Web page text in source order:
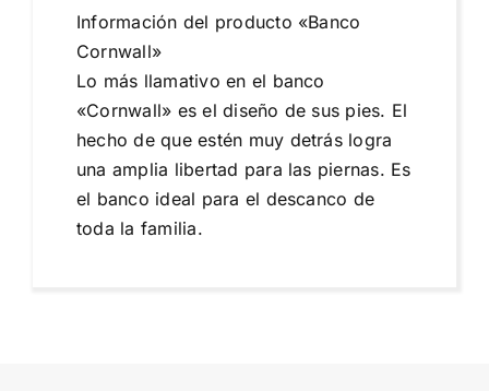
Información del producto «Banco
Cornwall»
Lo más llamativo en el banco
«Cornwall» es el diseño de sus pies. El
hecho de que estén muy detrás logra
una amplia libertad para las piernas. Es
el banco ideal para el descanco de
toda la familia.